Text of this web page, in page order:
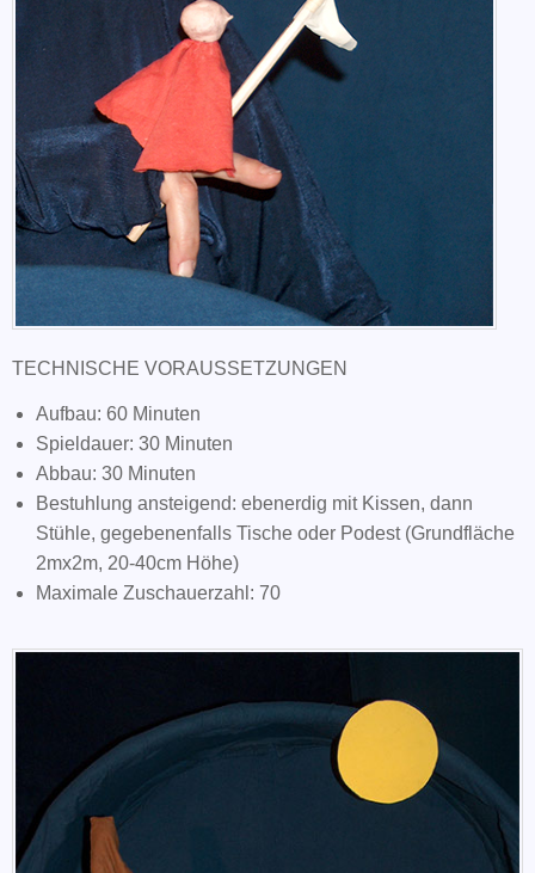
TECHNISCHE VORAUSSETZUNGEN
Aufbau: 60 Minuten
Spieldauer: 30 Minuten
Abbau: 30 Minuten
Bestuhlung ansteigend: ebenerdig mit Kissen, dann
Stühle, gegebenenfalls Tische oder Podest (Grundfläche
2mx2m, 20-40cm Höhe)
Maximale Zuschauerzahl: 70